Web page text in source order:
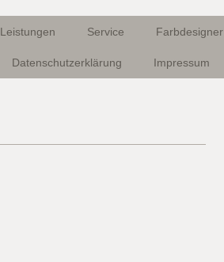
Leistungen Service Farbdesigner
Datenschutzerklärung Impressum